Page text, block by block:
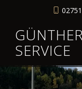
SERVICE